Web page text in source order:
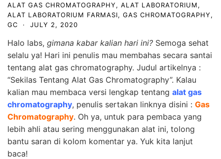
ALAT GAS CHROMATOGRAPHY, ALAT LABORATORIUM,
ALAT LABORATORIUM FARMASI, GAS CHROMATOGRAPHY,
GC
· JULY 2, 2020
Halo labs, gimana kabar kalian hari ini? Semoga sehat
selalu ya! Hari ini penulis mau membahas secara santai
tentang alat gas chromatography. Judul artikelnya :
“Sekilas Tentang Alat Gas Chromatography”. Kalau
kalian mau membaca versi lengkap tentang alat gas
chromatography, penulis sertakan linknya disini : Gas
Chromatography. Oh ya, untuk para pembaca yang
lebih ahli atau sering menggunakan alat ini, tolong
bantu saran di kolom komentar ya. Yuk kita lanjut
baca!